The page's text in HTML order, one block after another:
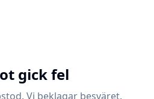
gick fel
Vi beklagar besväret.